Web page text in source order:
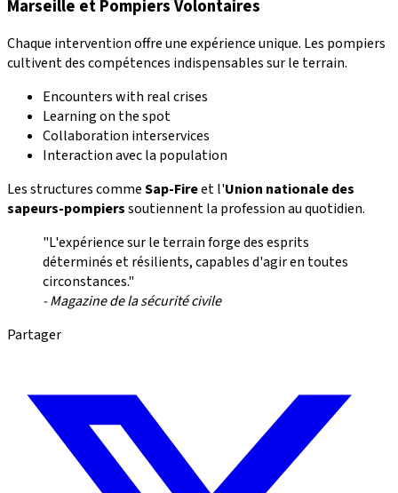
Marseille etPompiers Volontaires
Chaque intervention offre une expérience unique. Les pompiers
cultivent des compétences indispensables sur le terrain.
Encounters with real crises
Learning on the spot
Collaboration interservices
Interaction avec la population
Les structures commeSap-Fireet l'Union nationale des
sapeurs-pompierssoutiennent la profession au quotidien.
"L'expérience sur le terrain forge des esprits
déterminés et résilients, capables d'agir en toutes
circonstances."
- Magazine de la sécurité civile
Partager